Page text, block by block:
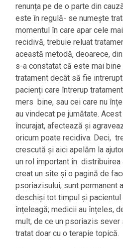
renunța pe de o parte din
este în regulă- se numește
momentul în care apar cele
recidivă, trebuie reluat
această metodă, deoarece,
s-a constatat că este mai
tratament decât să fie
pacienți care întrerup
mers bine, sau cei care nu
au vindecat pe jumătate.
încurajat, afectează și
oricum poate recidiva. Deci,
crescută și aici apelăm la
un rol important în distribuirea
creat un site și o pagină de
psoriazisului, sunt permanent
deschiși tot timpul și
înțeleagă; medicii au înțeles,
mult, de ce un psoriazis sever
tratat doar cu o terapie topică.